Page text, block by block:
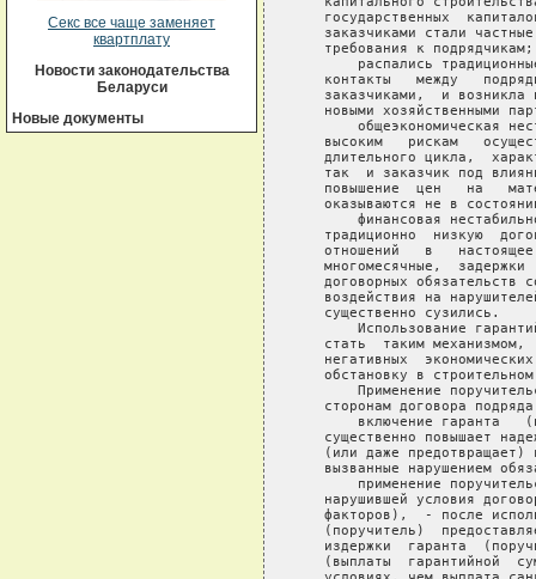
Секс все чаще заменяет
квартплату
Новости законодательства
Беларуси
Новые документы